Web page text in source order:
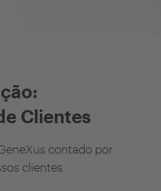
Clientes
contado por
clientes.